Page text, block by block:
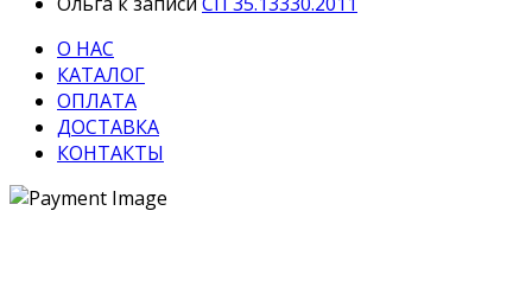
О НАС
КАТАЛОГ
ОПЛАТА
ДОСТАВКА
КОНТАКТЫ